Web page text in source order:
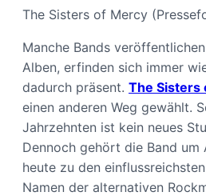
The Sisters of Mercy
Manche Bands
Alben, erfinden sich immer
dadurch präsent. The Sisters
einen anderen Weg gewählt.
Jahrzehnten ist kein neues
Dennoch gehört die Band
heute zu den
Namen der alternativen